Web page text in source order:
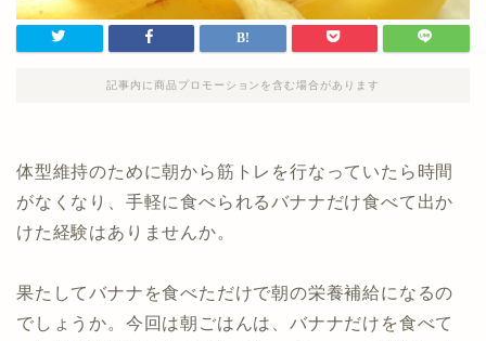
記事内に商品プロモーションを含む場合があります
体型維持のために朝から筋トレを行なっていたら時間
がなくなり、手軽に食べられるバナナだけ食べて出か
けた経験はありませんか。
果たしてバナナを食べただけで朝の栄養補給になるの
でしょうか。今回は朝ごはんは、バナナだけを食べて